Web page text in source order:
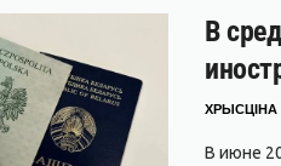
В
ХРЫСЦІНА
В июне